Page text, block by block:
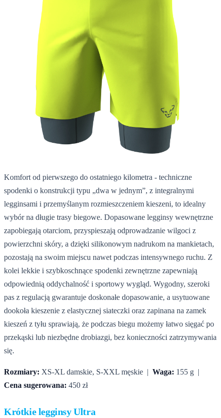
Komfort od pierwszego do ostatniego kilometra - techniczne
spodenki o konstrukcji typu „dwa w jednym”, z integralnymi
legginsami i przemyślanym rozmieszczeniem kieszeni, to idealny
wybór na długie trasy biegowe. Dopasowane legginsy wewnętrzne
zapobiegają otarciom, przyspieszają odprowadzanie wilgoci z
powierzchni skóry, a dzięki silikonowym nadrukom na mankietach,
pozostają na swoim miejscu nawet podczas intensywnego ruchu. Z
kolei lekkie i szybkoschnące spodenki zewnętrzne zapewniają
odpowiednią oddychalność i sportowy wygląd. Wygodny, szeroki
pas z regulacją gwarantuje doskonałe dopasowanie, a usytuowane
dookoła kieszenie z elastycznej siateczki oraz zapinana na zamek
kieszeń z tyłu sprawiają, że podczas biegu możemy łatwo sięgać po
przekąski lub niezbędne drobiazgi, bez konieczności zatrzymywania
się.
Rozmiary: XS-XL damskie, S-XXL męskie | Waga: 155 g |
Cena sugerowana: 450 zł
Krótkie legginsy Ultra